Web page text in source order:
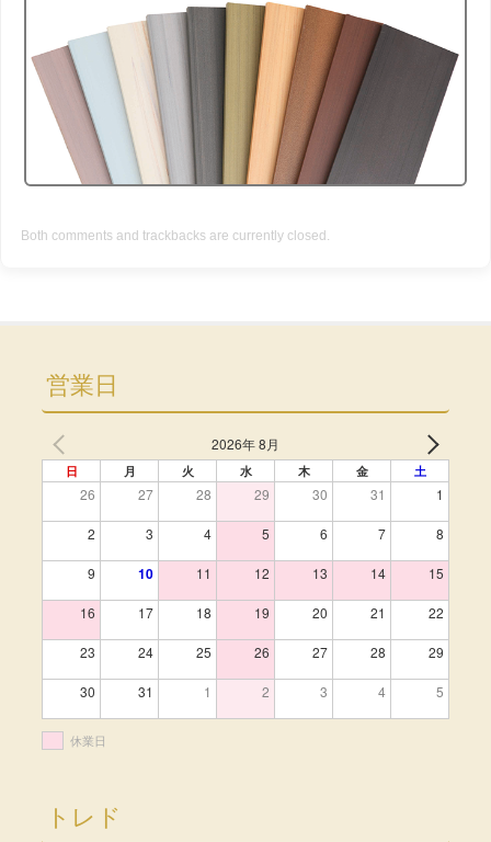
Both comments and trackbacks are currently closed.
営業日
2026年 8月
日 月 火 水 木 金 土
26 27 28 29 30 31 1
2 3 4 5 6 7 8
9 10 11 12 13 14 15
16 17 18 19 20 21 22
23 24 25 26 27 28 29
30 31 1 2 3 4 5
休業日
トレド